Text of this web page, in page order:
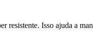
resistente. Isso ajuda a